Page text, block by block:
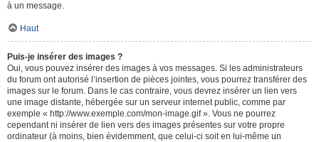
à un message.
Haut
Puis-je insérer des images ?
Oui, vous pouvez insérer des images à vos messages. Si les administrateurs
du forum ont autorisé l’insertion de pièces jointes, vous pourrez transférer des
images sur le forum. Dans le cas contraire, vous devrez insérer un lien vers
une image distante, hébergée sur un serveur internet public, comme par
exemple « http://www.exemple.com/mon-image.gif ». Vous ne pourrez
cependant ni insérer de lien vers des images présentes sur votre propre
ordinateur (à moins, bien évidemment, que celui-ci soit en lui-même un